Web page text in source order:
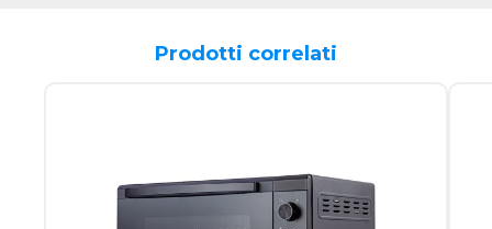
Prodotti correlati